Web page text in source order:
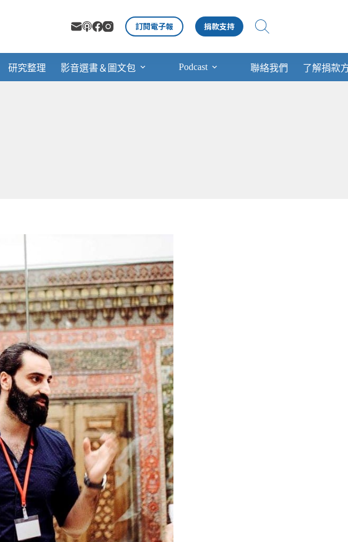
訂閱電子報 捐款支持
研究整理 影音選書＆圖文包 Podcast 聯絡我們 了解捐款